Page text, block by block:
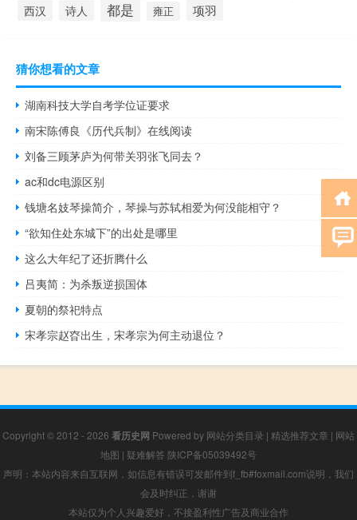
西汉 诗人 都是 雍正 项羽
猜你想看的文章
湖南科技大学自考学位证要求
南宋陈傅良《历代兵制》在线阅读
刘备三顾茅庐为何带关羽张飞同去？
ac和dc电源区别
钱塘名妓琴操简介，琴操与苏轼相爱为何没能相守？
“欲知住处东城下”的出处是哪里
这么大年纪了还折腾什么
吕夷简：为杀叛逆损国体
夏朝的祭祀特点
宋孝宗​赵昚出生，宋孝宗​为何主动退位？
Copyright © 2012 - 2026 看历史网 Powered by 网站分类目录 | 精选推荐文章 | 网站
地图 | 疑难解答 陕ICP备05039492号
声明：本站内容来自互联网，如信息有错误可发邮件到f_fb#foxmail.com说明，我们
会及时纠正，谢谢
本站仅为个人兴趣爱好，不接盈利性广告及商业合作